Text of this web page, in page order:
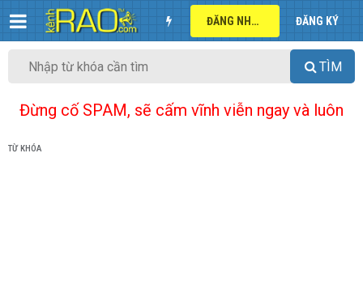
ĐĂNG NHẬP ĐĂNG KÝ
TÌM
Đừng cố SPAM, sẽ cấm vĩnh viễn ngay và luôn
TỪ KHÓA